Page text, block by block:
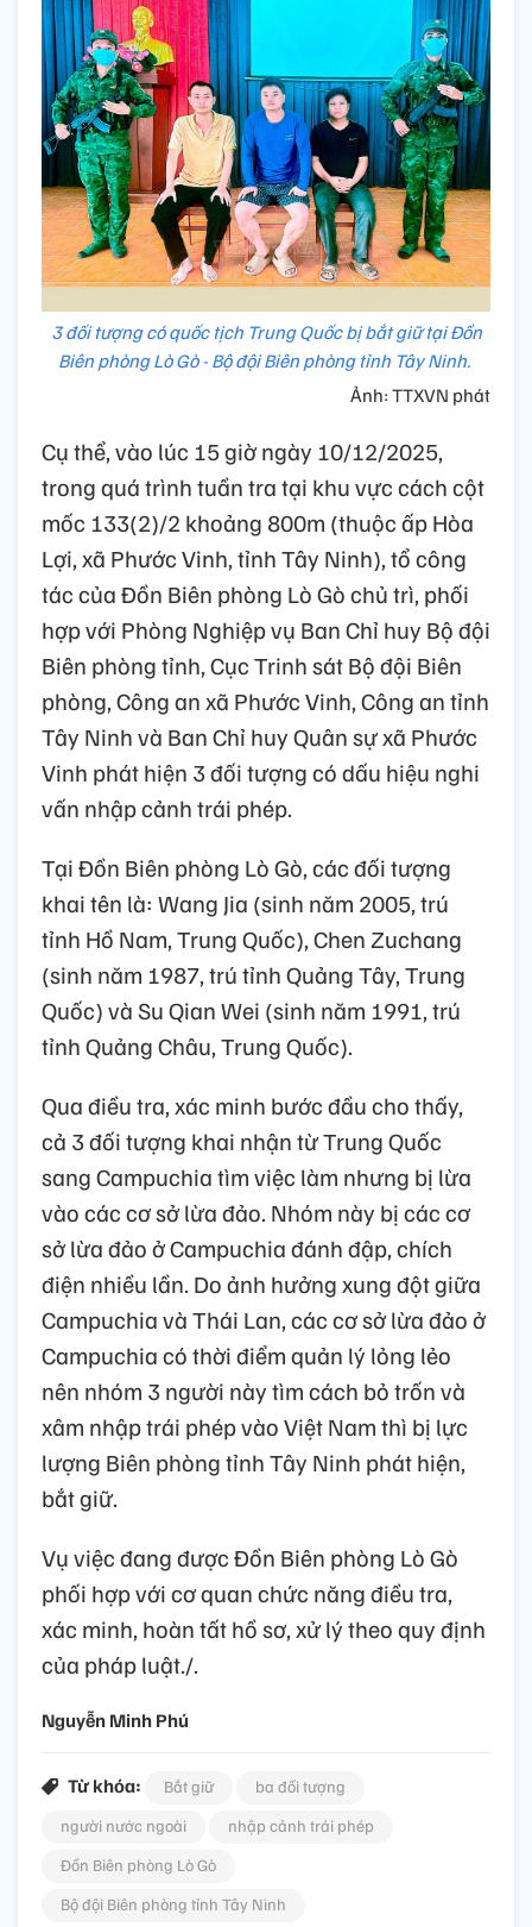
3 đối tượng có quốc tịch Trung Quốc bị bắt giữ tại Đồn
Biên phòng Lò Gò - Bộ đội Biên phòng tỉnh Tây Ninh.
Ảnh: TTXVN phát
Cụ thể, vào lúc 15 giờ ngày 10/12/2025,
trong quá trình tuần tra tại khu vực cách cột
mốc 133(2)/2 khoảng 800m (thuộc ấp Hòa
Lợi, xã Phước Vinh, tỉnh Tây Ninh), tổ công
tác của Đồn Biên phòng Lò Gò chủ trì, phối
hợp với Phòng Nghiệp vụ Ban Chỉ huy Bộ đội
Biên phòng tỉnh, Cục Trinh sát Bộ đội Biên
phòng, Công an xã Phước Vinh, Công an tỉnh
Tây Ninh và Ban Chỉ huy Quân sự xã Phước
Vinh phát hiện 3 đối tượng có dấu hiệu nghi
vấn nhập cảnh trái phép.
Tại Đồn Biên phòng Lò Gò, các đối tượng
khai tên là: Wang Jia (sinh năm 2005, trú
tỉnh Hồ Nam, Trung Quốc), Chen Zuchang
(sinh năm 1987, trú tỉnh Quảng Tây, Trung
Quốc) và Su Qian Wei (sinh năm 1991, trú
tỉnh Quảng Châu, Trung Quốc).
Qua điều tra, xác minh bước đầu cho thấy,
cả 3 đối tượng khai nhận từ Trung Quốc
sang Campuchia tìm việc làm nhưng bị lừa
vào các cơ sở lừa đảo. Nhóm này bị các cơ
sở lừa đảo ở Campuchia đánh đập, chích
điện nhiều lần. Do ảnh hưởng xung đột giữa
Campuchia và Thái Lan, các cơ sở lừa đảo ở
Campuchia có thời điểm quản lý lỏng lẻo
nên nhóm 3 người này tìm cách bỏ trốn và
xâm nhập trái phép vào Việt Nam thì bị lực
lượng Biên phòng tỉnh Tây Ninh phát hiện,
bắt giữ.
Vụ việc đang được Đồn Biên phòng Lò Gò
phối hợp với cơ quan chức năng điều tra,
xác minh, hoàn tất hồ sơ, xử lý theo quy định
của pháp luật./.
Nguyễn Minh Phú
Từ khóa: Bắt giữ
ba đối tượng
người nước ngoài
nhập cảnh trái phép
Đồn Biên phòng Lò Gò
Bộ đội Biên phòng tỉnh Tây Ninh